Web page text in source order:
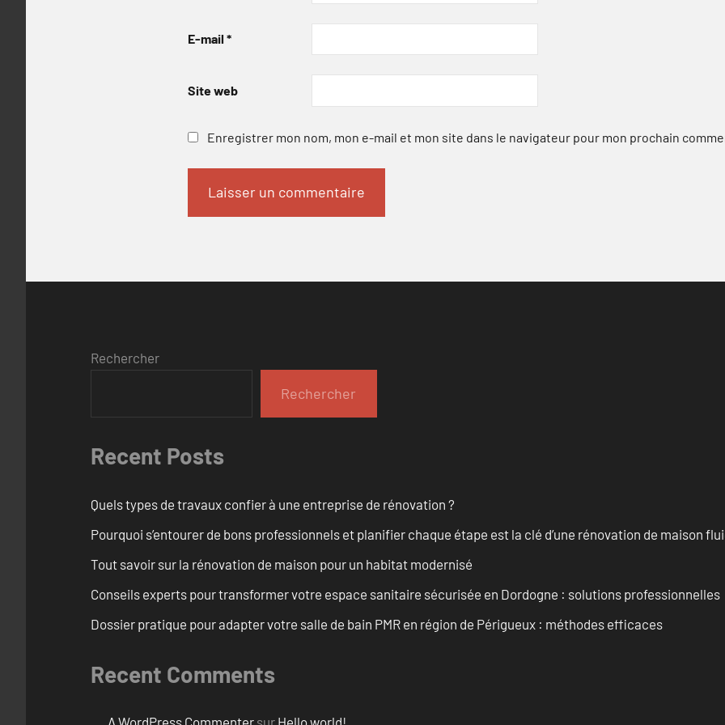
E-mail *
Site web
Enregistrer mon nom, mon e-mail et mon site dans le navigateur pour mon prochain
Rechercher
Rechercher
Recent Posts
Quels types de travaux confier à une entreprise de rénovation ?
Pourquoi s’entourer de bons professionnels et planifier chaque étape est la clé d’une rénovation de maison
Tout savoir sur la rénovation de maison pour un habitat modernisé
Conseils experts pour transformer votre espace sanitaire sécurisée en Dordogne : solutions professionnelles
Dossier pratique pour adapter votre salle de bain PMR en région de Périgueux : méthodes efficaces
Recent Comments